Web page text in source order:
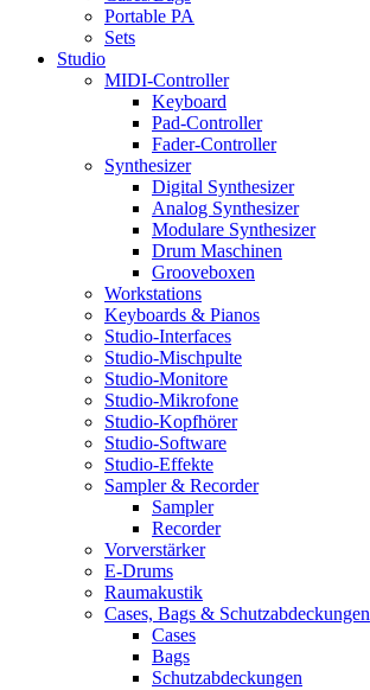
Portable PA
Sets
Studio
MIDI-Controller
Keyboard
Pad-Controller
Fader-Controller
Synthesizer
Digital Synthesizer
Analog Synthesizer
Modulare Synthesizer
Drum Maschinen
Grooveboxen
Workstations
Keyboards & Pianos
Studio-Interfaces
Studio-Mischpulte
Studio-Monitore
Studio-Mikrofone
Studio-Kopfhörer
Studio-Software
Studio-Effekte
Sampler & Recorder
Sampler
Recorder
Vorverstärker
E-Drums
Raumakustik
Cases, Bags & Schutzabdeckungen
Cases
Bags
Schutzabdeckungen